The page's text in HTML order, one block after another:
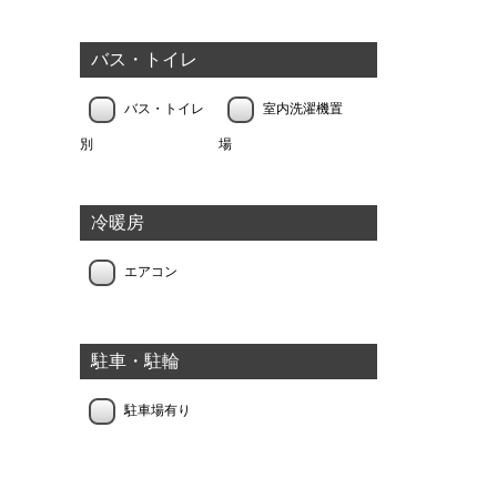
バス・トイレ
バス・トイレ
別
室内洗濯機置
場
冷暖房
エアコン
駐車・駐輪
駐車場有り